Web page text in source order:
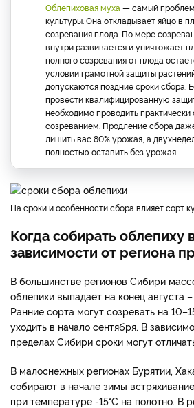
Облепиховая муха — самый
культуры. Она откладывает яйцо в
созревания плода. По мере
внутри развивается и уничтожает
полного созревания от плода
условии грамотной защиты
допускаются поздние сроки сбора.
провести квалифицированную
необходимо проводить
созреванием. Продление сбора
лишить вас 80% урожая, а
полностью оставить без урожая.
на сроки и особенности сбора влияет сорт
Когда собирать облепиху
зависимости от региона
В большинстве регионов Сибири
облепихи выпадает на конец августа
Ранние сорта могут созревать на
уходить в начало сентября. В
пределах Сибири сроки могут
В малоснежных регионах Бурятии,
собирают в начале зимы
при температуре -15°С на полотно. В